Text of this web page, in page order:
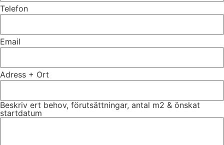
Telefon
Email
Adress + Ort
Beskriv ert behov, förutsättningar, antal m2 & önskat
startdatum